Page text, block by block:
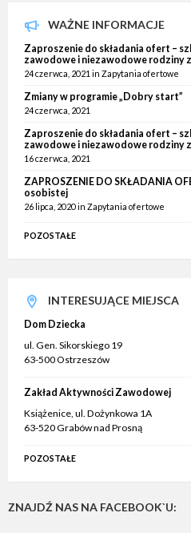
WAŻNE INFORMACJE
Zaproszenie do składania ofert –
zawodowe i niezawodowe rodziny
24 czerwca, 2021 in Zapytania ofertowe
Zmiany w programie „Dobry start”
24 czerwca, 2021
Zaproszenie do składania ofert –
zawodowe i niezawodowe rodziny
16 czerwca, 2021
ZAPROSZENIE DO SKŁADANIA
osobistej
26 lipca, 2020in Zapytania ofertowe
POZOSTAŁE
INTERESUJĄCE MIEJSCA
Dom Dziecka
ul. Gen. Sikorskiego 19
63-500 Ostrzeszów
Zakład Aktywności Zawodowej
Książenice, ul. Dożynkowa 1A
63-520 Grabów nad Prosną
POZOSTAŁE
ZNAJDŹ NAS NA FACEBOOK`U: